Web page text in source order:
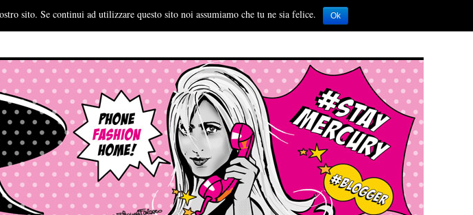
sito. Se continui ad utilizzare questo sito noi assumiamo che tu ne sia felice. Ok